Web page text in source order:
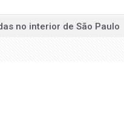
no interior de São Paulo